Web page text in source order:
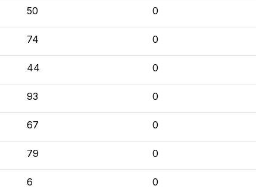
50 0
74 0
44 0
93 0
67 0
79 0
6 0